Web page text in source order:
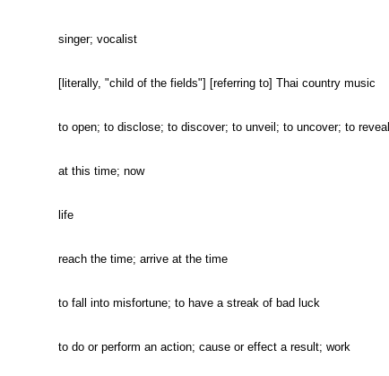
singer; vocalist
[literally, "child of the fields"] [referring to] Thai country music
to open; to disclose; to discover; to unveil; to uncover; to reveal
at this time; now
life
reach the time; arrive at the time
to fall into misfortune; to have a streak of bad luck
to do or perform an action; cause or effect a result; work